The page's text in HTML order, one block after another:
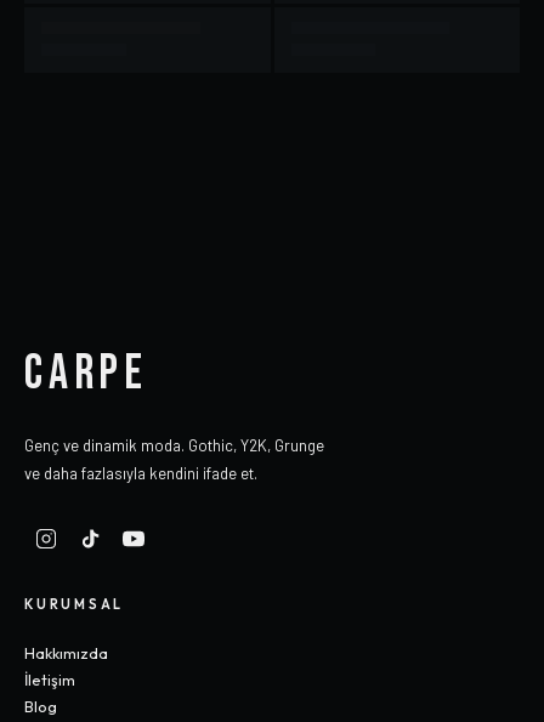
CARPE
Genç ve dinamik moda. Gothic, Y2K, Grunge
ve daha fazlasıyla kendini ifade et.
KURUMSAL
Hakkımızda
İletişim
Blog